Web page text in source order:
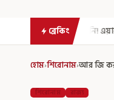
ব্রেকিং
উড়ানে আতঙ্ক
হোম›শিরোনাম›আর জি
শিরোনাম রাজ্য